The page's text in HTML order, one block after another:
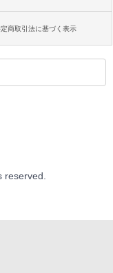
商取引法に基づく表示
reserved.